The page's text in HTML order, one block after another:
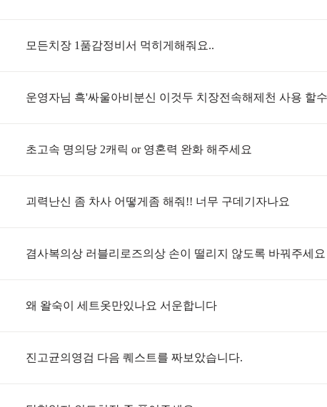
모든치장 1품감정비서 먹히게해줘요..
초고속 명의당 2캐릭 or 영혼력 완화 해주세요
괴력난신 좀 차사 어떻게좀 해줘!! 너무 구데기자나요
겸사복의상 러블리로즈의상 손이 떨리지 않도록 바꿔주세요
왜 왈숙이 세트옷만있나요 서운합니다
진고균의영검 다음 퀘스트를 짜보았습니다.